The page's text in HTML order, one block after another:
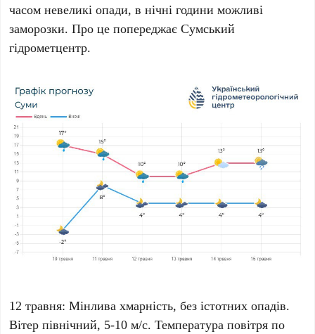
часом невеликі опади, в нічні години можливі
заморозки. Про це попереджає Сумський
гідрометцентр.
12 травня: Мінлива хмарність, без істотних опадів.
Вітер північний, 5-10 м/с. Температура повітря по